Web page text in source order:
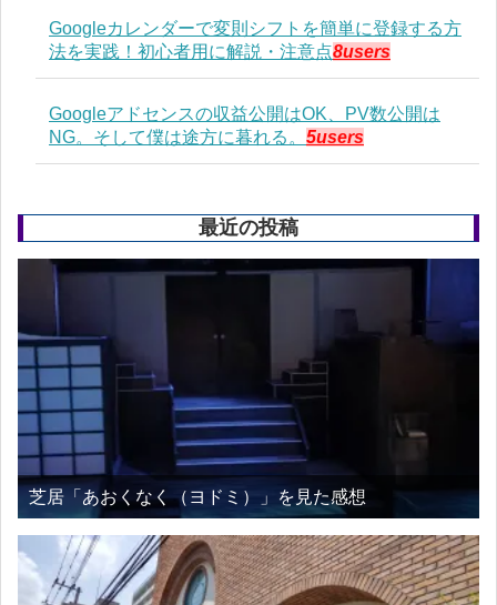
Googleカレンダーで変則シフトを簡単に登録する方
法を実践！初心者用に解説・注意点8users
Googleアドセンスの収益公開はOK、PV数公開は
NG。そして僕は途方に暮れる。 5users
最近の投稿
芝居「あおくなく（ヨドミ）」を見た感想